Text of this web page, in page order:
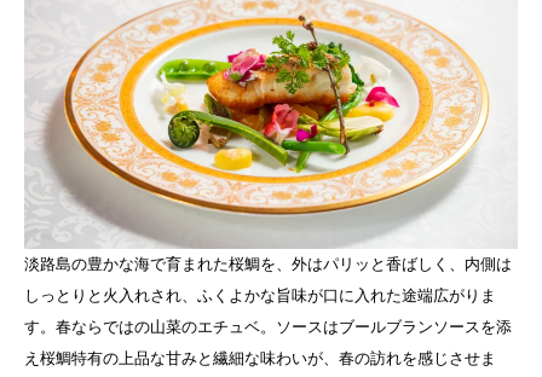
淡路島の豊かな海で育まれた桜鯛を、外はパリッと香ばしく、内側は
しっとりと火入れされ、ふくよかな旨味が口に入れた途端広がりま
す。春ならではの山菜のエチュベ。ソースはブールブランソースを添
え桜鯛特有の上品な甘みと繊細な味わいが、春の訪れを感じさせま